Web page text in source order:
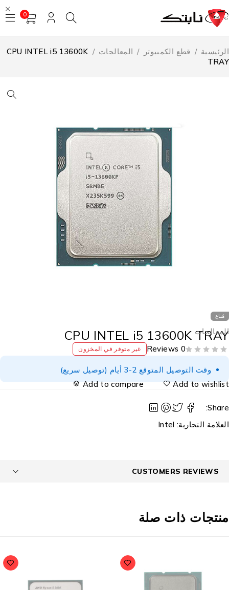
0
/ قطع الكمبيوتر المعالجات /
CPU INTEL i5 13600K
مُباع
CPU INTEL i5 13600K
0 Reviews غير متوفر في المخزون
وقت التوصيل المتوقع 2-3 أيام (توصيل سريع)
Add to
Add to compare
التجارية:Intel
CUSTOMERS REVIEWS
ذات صلة